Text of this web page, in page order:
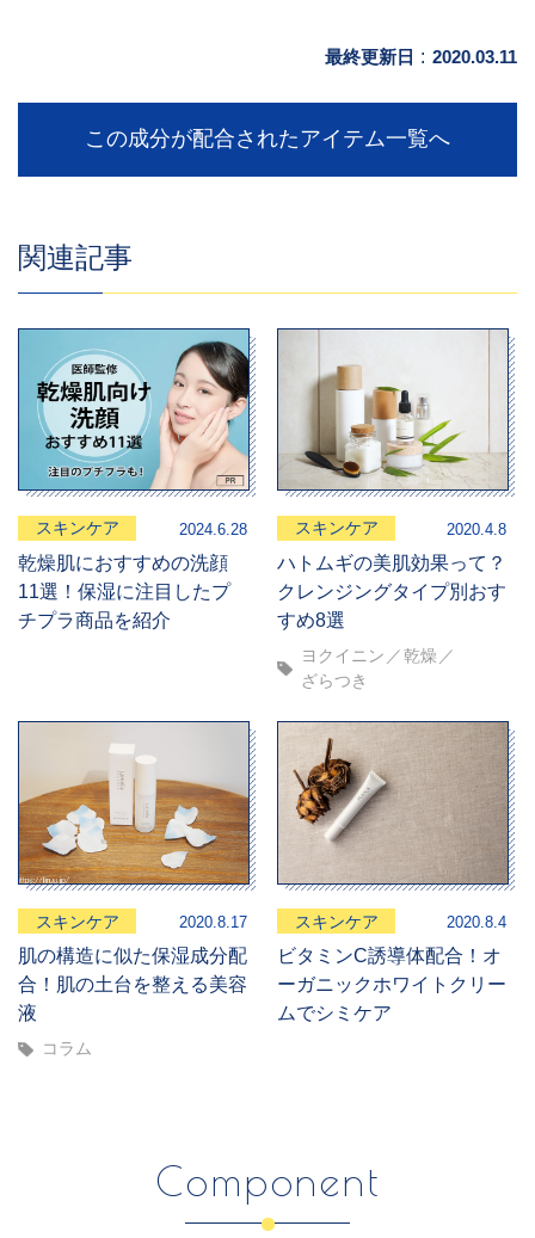
最終更新日 : 2020.03.11
この成分が配合されたアイテム一覧へ
関連記事
スキンケア 2024.6.28
乾燥肌におすすめの洗顔
11選！保湿に注目したプ
チプラ商品を紹介
スキンケア 2020.4.8
ハトムギの美肌効果って？
クレンジングタイプ別おす
すめ8選
ヨクイニン
乾燥
ざらつき
スキンケア 2020.8.17
肌の構造に似た保湿成分配
合！肌の土台を整える美容
液
コラム
スキンケア 2020.8.4
ビタミンC誘導体配合！オ
ーガニックホワイトクリー
ムでシミケア
Component